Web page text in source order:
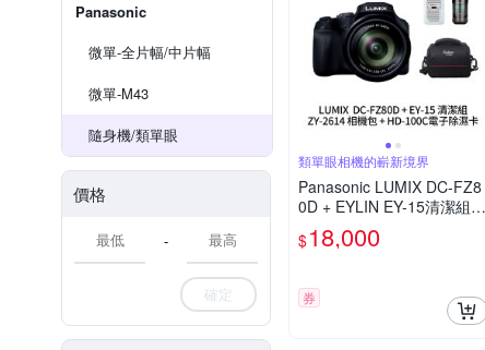
Panasonic
微單-全片幅/中片幅
微單-M43
隨身機/類單眼
價格
-
確定
類單眼相機的嶄新境界
Panasonic LUMIX DC-FZ8
0D + EYLIN EY-15清潔組 +
SunLight ZY-2614相機包 +
EirMai 銳瑪 HD-100C電子
$18,000
券